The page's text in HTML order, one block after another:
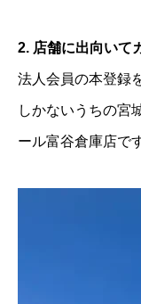
2. 店舗に出向いて
法人会員の本登録
しかないうちの宮
ール富谷倉庫店で